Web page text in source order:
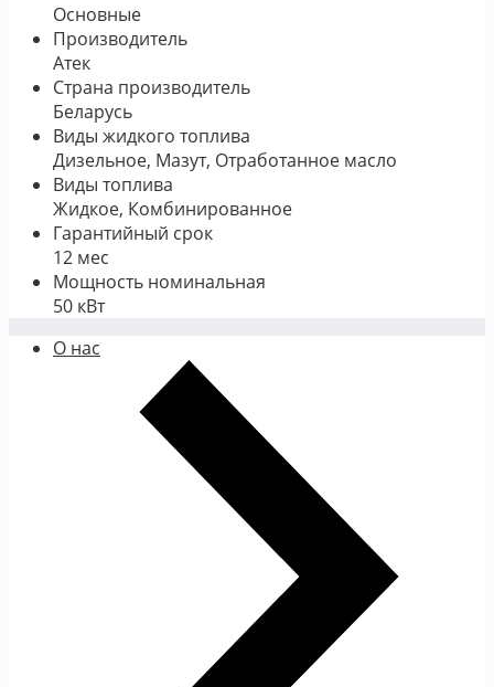
Основные
Производитель
Атек
Страна производитель
Беларусь
Виды жидкого топлива
Дизельное, Мазут, Отработанное масло
Виды топлива
Жидкое, Комбинированное
Гарантийный срок
12 мес
Мощность номинальная
50 кВт
О нас